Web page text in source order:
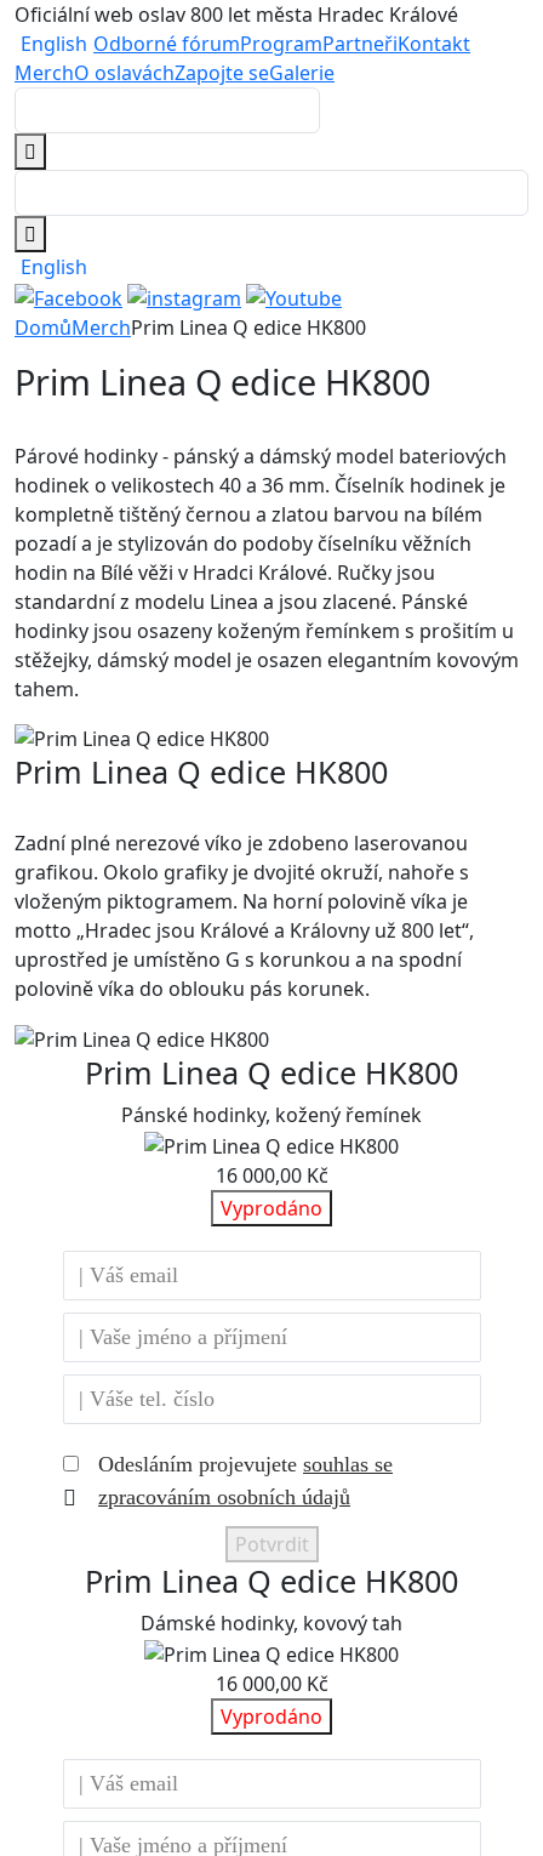
Oficiální web oslav 800 let města Hradec Králové
English Odborné fórumProgramPartneřiKontakt
MerchO oslaváchZapojte seGalerie
English
DomůMerchPrim Linea Q edice HK800
Prim Linea Q edice HK800
Párové hodinky - pánský a dámský model bateriových
hodinek o velikostech 40 a 36 mm. Číselník hodinek je
kompletně tištěný černou a zlatou barvou na bílém
pozadí a je stylizován do podoby číselníku věžních
hodin na Bílé věži v Hradci Králové. Ručky jsou
standardní z modelu Linea a jsou zlacené. Pánské
hodinky jsou osazeny koženým řemínkem s prošitím u
stěžejky, dámský model je osazen elegantním kovovým
tahem.
Prim Linea Q edice HK800
Zadní plné nerezové víko je zdobeno laserovanou
grafikou. Okolo grafiky je dvojité okruží, nahoře s
vloženým piktogramem. Na horní polovině víka je
motto „Hradec jsou Králové a Královny už 800 let“,
uprostřed je umístěno G s korunkou a na spodní
polovině víka do oblouku pás korunek.
Prim Linea Q edice HK800
Pánské hodinky, kožený řemínek
16 000,00 Kč
Vyprodáno
Odesláním projevujetesouhlas se
zpracováním osobních údajů
Potvrdit
Prim Linea Q edice HK800
Dámské hodinky, kovový tah
16 000,00 Kč
Vyprodáno